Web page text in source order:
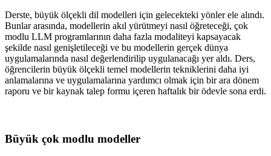
Derste, büyük ölçekli dil modelleri için gelecekteki yönler ele alındı.
Bunlar arasında, modellerin akıl yürütmeyi nasıl öğreteceği, çok
modlu LLM programlarının daha fazla modaliteyi kapsayacak
şekilde nasıl genişletileceği ve bu modellerin gerçek dünya
uygulamalarında nasıl değerlendirilip uygulanacağı yer aldı. Ders,
öğrencilerin büyük ölçekli temel modellerin tekniklerini daha iyi
anlamalarına ve uygulamalarına yardımcı olmak için bir ara dönem
raporu ve bir kaynak talep formu içeren haftalık bir ödevle sona erdi.
Büyük çok modlu modeller